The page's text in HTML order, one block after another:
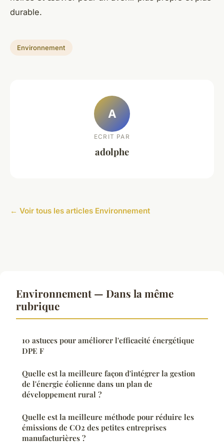
durable.
Environnement
A
ECRIT PAR
adolphe
← Voir tous les articles Environnement
Environnement — Dans la même
rubrique
10 astuces pour améliorer l'efficacité énergétique
DPE F
Quelle est la meilleure façon d'intégrer la gestion
de l'énergie éolienne dans un plan de
développement rural ?
Quelle est la meilleure méthode pour réduire les
émissions de CO2 des petites entreprises
manufacturières ?